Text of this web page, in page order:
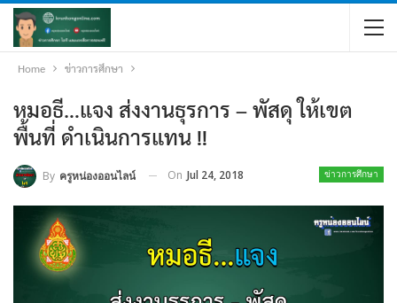
Home ข่าวการศึกษา
หมอธี…แจง ส่งงานธุรการ – พัสดุ ให้เขต
พื้นที่ ดำเนินการแทน !!
ข่าวการศึกษา
By ครูหน่องออนไลน์ On Jul 24, 2018